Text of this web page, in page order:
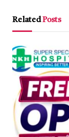
RelatedPosts